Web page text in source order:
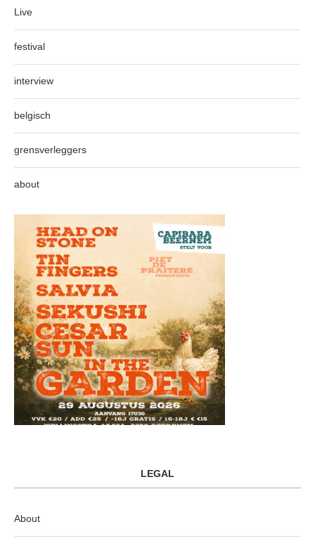
Live
festival
interview
belgisch
grensverleggers
about
LEGAL
About